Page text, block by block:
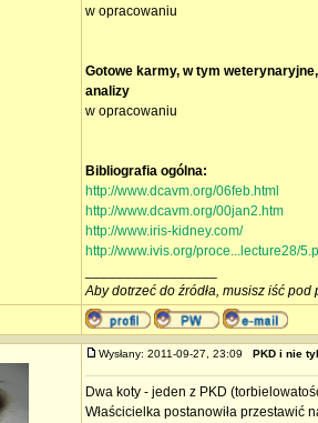
w opracowaniu
Gotowe karmy, w tym
analizy
w opracowaniu
Bibliografia ogólna:
http://www.dcavm.org/06feb.html
http://www.dcavm.org/00jan2.htm
http://www.iris-kidney.com/
http://www.ivis.org/proce...lecture28/
Aby dotrzeć do źródła, musisz iść pod
Wysłany: 2011-09-27, 23:09 PKD i nie
Dwa koty - jeden z PKD
Właścicielka postanowiła przestawić